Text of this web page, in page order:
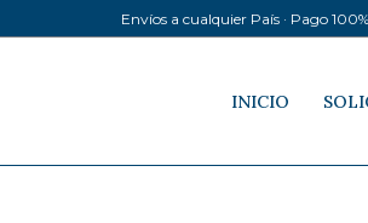
Envíos a cualquier País · Pago
INICIO